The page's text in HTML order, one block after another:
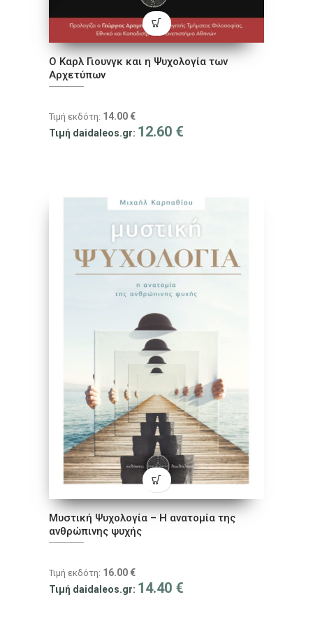
Ο Καρλ Γιουνγκ και η Ψυχολογία των
Αρχετύπων
Τιμή εκδότη: 14.00 €
Τιμή daidaleos.gr: 12.60 €
Μυστική Ψυχολογία – Η ανατομία της
ανθρώπινης ψυχής
Τιμή εκδότη: 16.00 €
Τιμή daidaleos.gr: 14.40 €